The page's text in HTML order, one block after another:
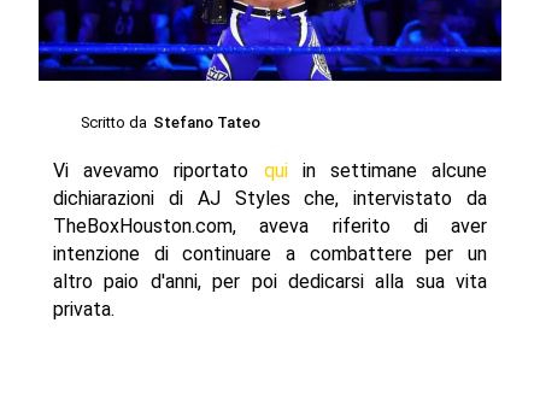
Scritto da Stefano Tateo
Vi avevamo riportato quiin settimane alcune
dichiarazioni di AJ Styles che, intervistato da
TheBoxHouston.com, aveva riferito di aver
intenzione di continuare a combattere per un
altro paio d'anni, per poi dedicarsi alla sua vita
privata.